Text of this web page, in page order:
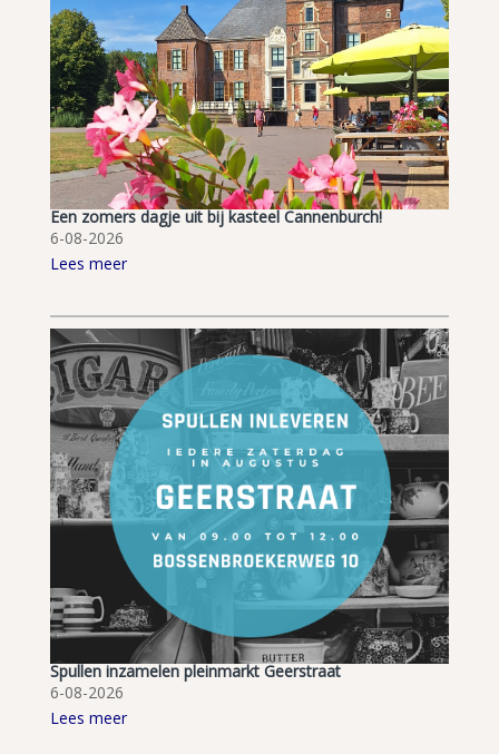
Een zomers dagje uit bij kasteel Cannenburch!
6-08-2026
Lees meer
Spullen inzamelen pleinmarkt Geerstraat
6-08-2026
Lees meer